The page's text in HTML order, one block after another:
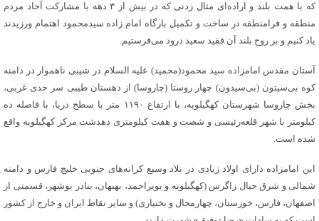
که با همت بلند و اراده‌ای مثال زدنی که در بیش از ۳ دهه با مشارکت آحاد مردم
منطقه و فرامنطقه در ساخت و تکمیل بارگاه امام زاده سیدمحمود اهتمام ورزیدند
یاد کنیم و بر روح بلند آن فقید سعید درود می‌فرستیم.
آستان مقدس امامزاده سید محمود(محمید) علیه السلام در شیبی ناهموار در دامنه
کوه بی‌سیتون (بی‌سیدون) چهار روستا (چاروسا) از دهستان طیبی سر حدی غربی،
بخش چاروسا شهرستان کهگیلویه، با ارتفاع ۱۱۹۰ متر با سطح دریا، با فاصله ده
کیلومتر با شهر قلعه‌رئیسی و شصت و هفت کیلومتری دهدشت مرکز کهگیلویه واقع
شده است.
این امامزاده دارای اولاد زیادی در بلاد وسیع کرانه‌های جنوبی خلیج‌ فارس و دامنه
شمالی و شرق جبال زاگرس (کهگیلویه و بویر‌احمد، بهبهان، بنادر بوشهر، قسمتی از
اصفهان، فارس، خوزستان، چهارمحال و بختیاری) و سایر نقاط ایران و خارج از کشور